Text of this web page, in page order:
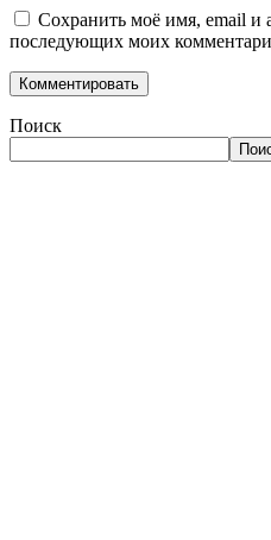
Сохранить моё имя, email и
последующих моих
Поиск